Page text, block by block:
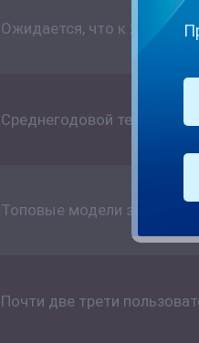
Ожидается, что к 2027
Среднегодовой темп
Топовые модели
Почти две трети